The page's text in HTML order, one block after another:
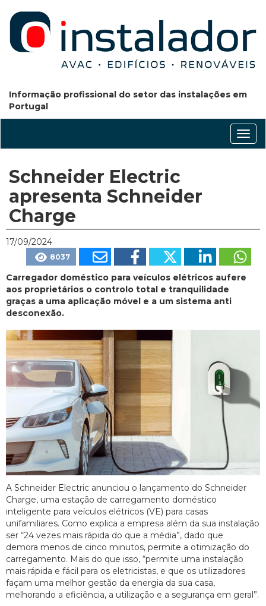
Informação profissional do setor das instalações em
Portugal
Schneider Electric
apresenta Schneider
Charge
17/09/2024
8037
Carregador doméstico para veículos elétricos aufere
aos proprietários o controlo total e tranquilidade
graças a uma aplicação móvel e a um sistema anti
desconexão.
A Schneider Electric anunciou o lançamento do Schneider
Charge, uma estação de carregamento doméstico
inteligente para veículos elétricos (VE) para casas
unifamiliares. Como explica a empresa além da sua instalação
ser “24 vezes mais rápida do que a média”, dado que
demora menos de cinco minutos, permite a otimização do
carregamento. Mais do que isso, “permite uma instalação
mais rápida e fácil para os eletricistas, e que os utilizadores
façam uma melhor gestão da energia da sua casa,
melhorando a eficiência, a utilização e a segurança em geral”.